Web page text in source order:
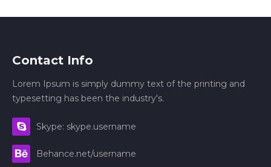
Contact Info
Lorem Ipsum is simply dummy text of the printing and
typesetting has been the industry's.
Skype: skype.username
Behance.net/username